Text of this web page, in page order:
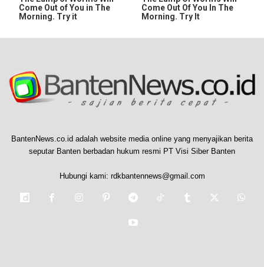
Come Out of You in The
Morning. Try it
Come Out Of You In The
Morning. Try It
BantenNews.co.id adalah website media online yang menyajikan berita
seputar Banten berbadan hukum resmi PT Visi Siber Banten
Hubungi kami: rdkbantennews@gmail.com